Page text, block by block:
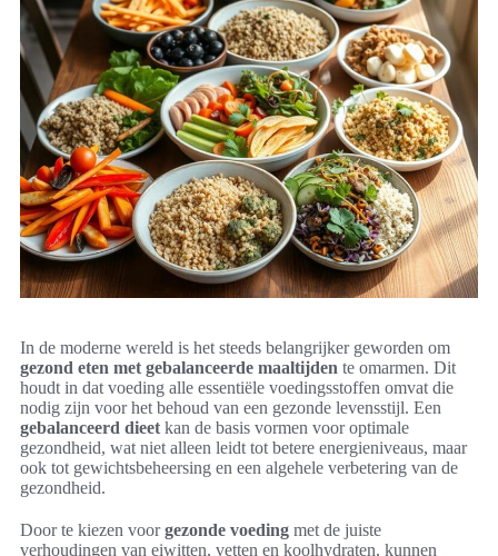
In de moderne wereld is het steeds belangrijker geworden om
gezond eten met gebalanceerde maaltijden te omarmen. Dit
houdt in dat voeding alle essentiële voedingsstoffen omvat die
nodig zijn voor het behoud van een gezonde levensstijl. Een
gebalanceerd dieet kan de basis vormen voor optimale
gezondheid, wat niet alleen leidt tot betere energieniveaus, maar
ook tot gewichtsbeheersing en een algehele verbetering van de
gezondheid.
Door te kiezen voorgezonde voeding met de juiste
verhoudingen van eiwitten, vetten en koolhydraten, kunnen